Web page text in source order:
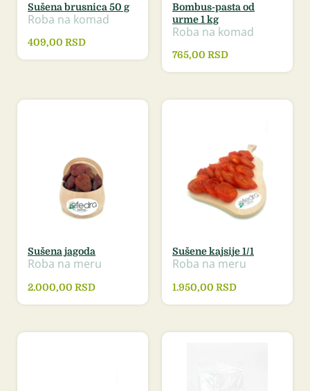
Sušena brusnica 50 g
Roba na komad
409,00 RSD
Bombus-pasta od
urme 1 kg
Roba na komad
765,00 RSD
Sušena jagoda
Roba na meru
2.000,00 RSD
Sušene kajsije 1/1
Roba na meru
1.950,00 RSD